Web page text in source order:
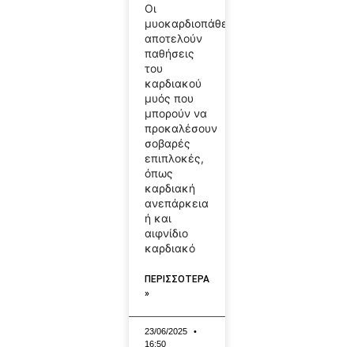
Οι
μυοκαρδιοπάθειες
αποτελούν
παθήσεις
του
καρδιακού
μυός που
μπορούν να
προκαλέσουν
σοβαρές
επιπλοκές,
όπως
καρδιακή
ανεπάρκεια
ή και
αιφνίδιο
καρδιακό
ΠΕΡΙΣΣΟΤΕΡΑ
»
23/06/2025
16:50